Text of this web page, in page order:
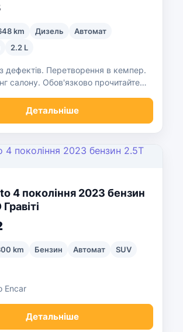
km Дизель
Автомат
2.2 L
дефектів. Перетворення в кемпер.
салону. Обов'язково прочитайте
Детальніше
4 покоління 2023 бензин
km Бензин Автомат
SUV
Encar
Детальніше